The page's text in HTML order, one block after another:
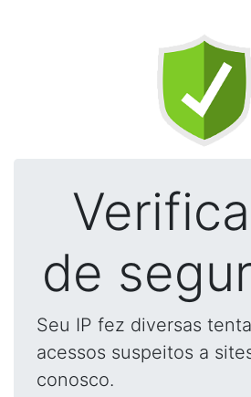
de
Seu IP fez diversas
acessos suspeitos a
conosco.